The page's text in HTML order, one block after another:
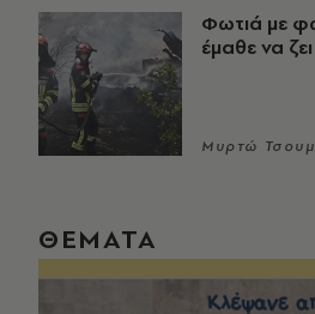
Φωτιά με
έμαθε να
Μυρτώ
ΘΕΜΑΤΑ